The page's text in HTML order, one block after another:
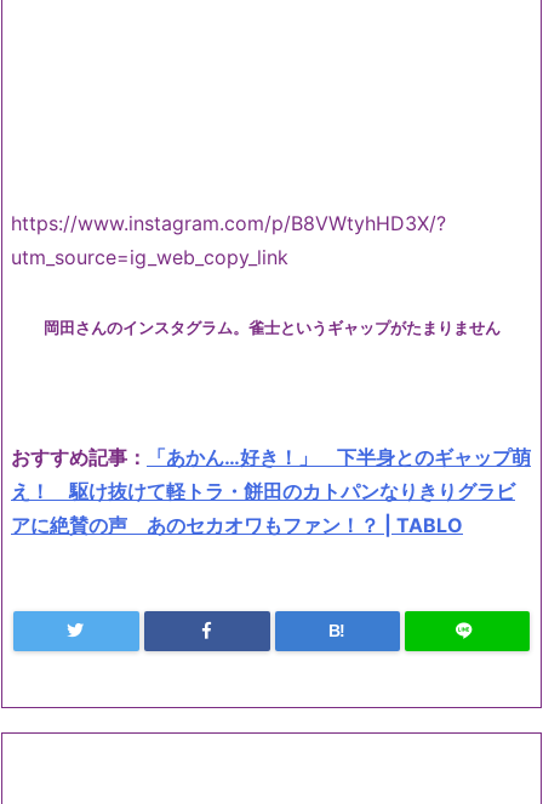
https://www.instagram.com/p/B8VWtyhHD3X/?
utm_source=ig_web_copy_link
岡田さんのインスタグラム。雀士というギャップがたまりません
おすすめ記事：
「あかん…好き！」 下半身とのギャップ萌
え！ 駆け抜けて軽トラ・餅田のカトパンなりきりグラビ
アに絶賛の声 あのセカオワもファン！？ | TABLO
B!